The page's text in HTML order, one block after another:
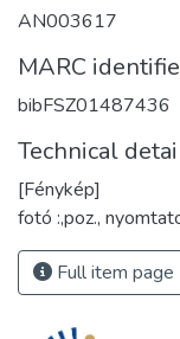
AN003617
MARC
bibFSZ01487436
Technical
[Fénykép]
fotó :,poz.,
Full item page